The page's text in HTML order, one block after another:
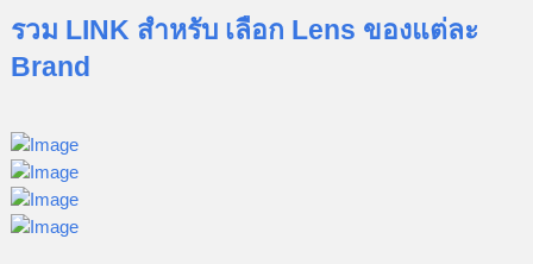
รวม LINK สำหรับ เลือก Lens ของแต่ละ
Brand